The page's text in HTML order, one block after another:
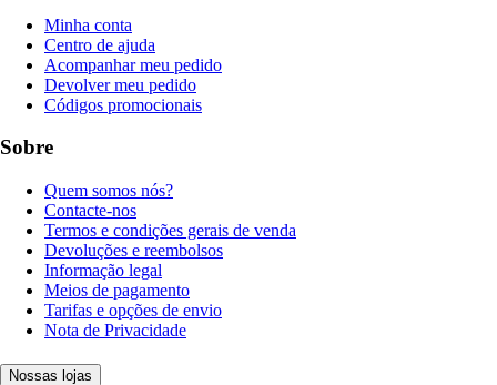
Minha conta
Centro de ajuda
Acompanhar meu pedido
Devolver meu pedido
Códigos promocionais
Sobre
Quem somos nós?
Contacte-nos
Termos e condições gerais de venda
Devoluções e reembolsos
Informação legal
Meios de pagamento
Tarifas e opções de envio
Nota de Privacidade
Nossas lojas